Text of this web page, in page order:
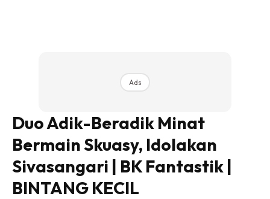
Ads
Duo Adik-Beradik Minat
Bermain Skuasy, Idolakan
Sivasangari | BK Fantastik |
BINTANG KECIL